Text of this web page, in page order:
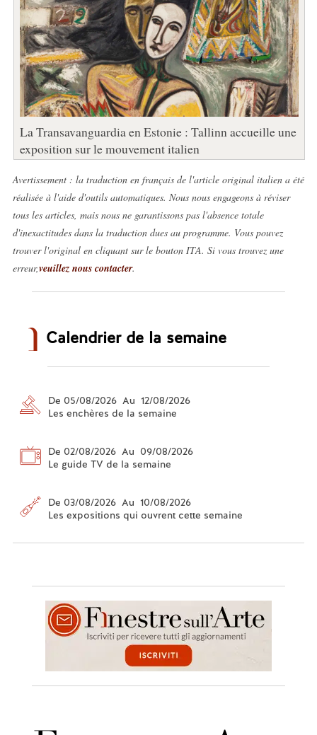
La Transavanguardia en Estonie : Tallinn accueille une
exposition sur le mouvement italien
Avertissement : la traduction en français de l'article original italien a été
réalisée à l'aide d'outils automatiques. Nous nous engageons à réviser
tous les articles, mais nous ne garantissons pas l'absence totale
d'inexactitudes dans la traduction dues au programme. Vous pouvez
trouver l'original en cliquant sur le bouton ITA. Si vous trouvez une
erreur,veuillez nous contacter.
Calendrier de la semaine
De 05/08/2026 Au 12/08/2026
Les enchères de la semaine
De 02/08/2026 Au 09/08/2026
Le guide TV de la semaine
De 03/08/2026 Au 10/08/2026
Les expositions qui ouvrent cette semaine